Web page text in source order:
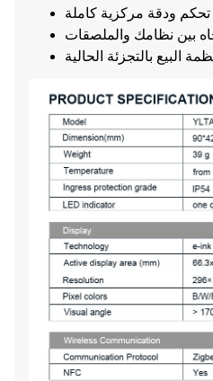
تحكم ودقة مركزية كاملة
بين نظامك والملصقات
البيع بالتجزئة الحالية